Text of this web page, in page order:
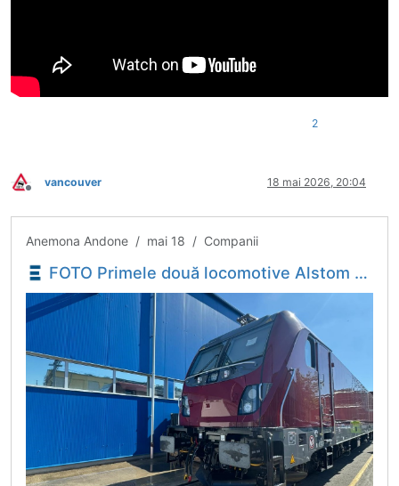
2
Deconectat
vancouver 18 mai 2026, 20:04
Anemona Andone / mai 18 / Companii
FOTO Primele două locomotive Alstom fabricate pentru România au fost recepționate preliminar - Economica.net